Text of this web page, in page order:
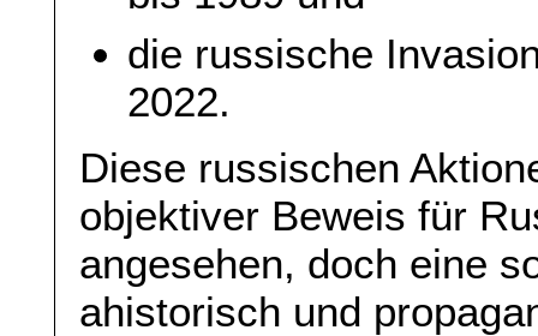
die russische
2022.
Diese russischen
objektiver Beweis für
angesehen, doch eine
ahistorisch und